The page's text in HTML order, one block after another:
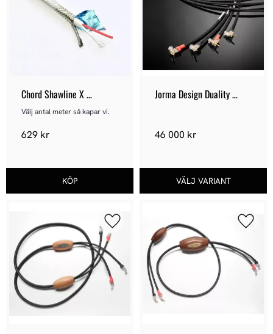
Chord Shawline X
Lösmeter
Välj antal meter så kapar vi.
629 kr
Jorma Design Duality
46 000 kr
Lägg till i favoriter Lägg